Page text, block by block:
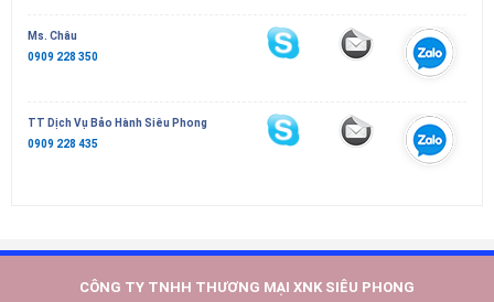
Ms. Châu
0909 228 350
TT Dịch Vụ Bảo Hành Siêu Phong
0909 228 435
CÔNG TY TNHH THƯƠNG MẠI XNK SIÊU PHONG